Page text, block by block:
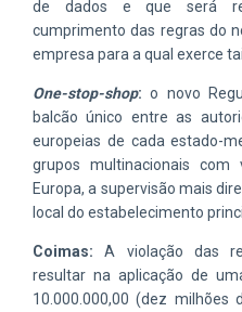
de dados e que será
cumprimento das regras do
empresa para a qual exerce
One-stop-shop: o novo
balcão único entre as
europeias de cada estado-
grupos multinacionais com
Europa, a supervisão mais
local do estabelecimento
Coimas: A violação das
resultar na aplicação de
10.000.000,00 (dez milhões